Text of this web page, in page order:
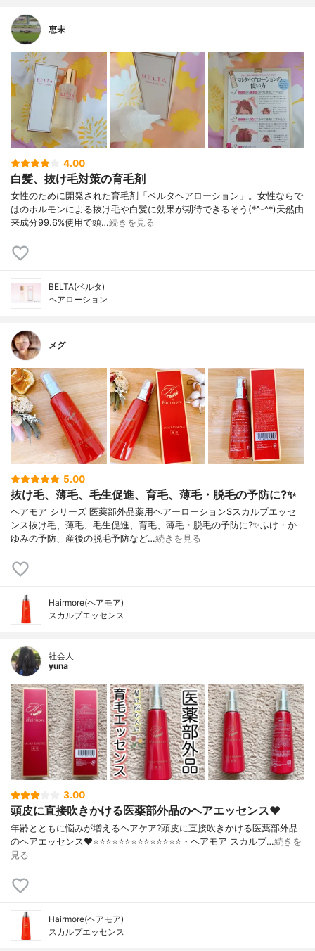
恵未
4.00
白髪、抜け毛対策の育毛剤
女性のために開発された育毛剤「ベルタヘアローション」。女性ならで
はのホルモンによる抜け毛や白髪に効果が期待できるそう(*^-^*)天然由
来成分99.6%使用で頭…続きを見る
BELTA(ベルタ)
ヘアローション
メグ
5.00
抜け毛、薄毛、毛生促進、育毛、薄毛・脱毛の予防に?✨
ヘアモア シリーズ 医薬部外品薬用ヘアーローションSスカルプエッセ
ンス抜け毛、薄毛、毛生促進、育毛、薄毛・脱毛の予防に?✨ふけ・か
ゆみの予防、産後の脱毛予防など…続きを見る
Hairmore(ヘアモア)
スカルプエッセンス
社会人
yuna
3.00
頭皮に直接吹きかける医薬部外品のヘアエッセンス❤️
年齢とともに悩みが増えるヘアケア?頭皮に直接吹きかける医薬部外品
のヘアエッセンス❤️⭐️⭐️⭐️⭐️⭐️⭐️⭐️⭐️⭐️⭐️⭐️⭐️⭐️⭐️・ヘアモア スカルプ…続きを
見る
Hairmore(ヘアモア)
スカルプエッセンス